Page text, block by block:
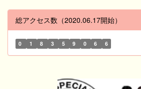
総アクセス数（2020.06.17開始）
0 1 8 3 5 9 0 6 6